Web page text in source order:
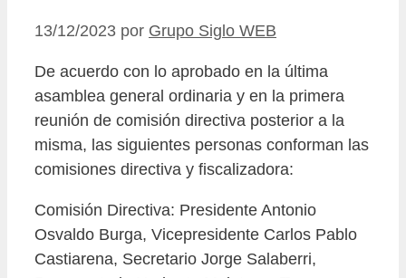
13/12/2023 por Grupo Siglo WEB
De acuerdo con lo aprobado en la última
asamblea general ordinaria y en la primera
reunión de comisión directiva posterior a la
misma, las siguientes personas conforman las
comisiones directiva y fiscalizadora:
Comisión Directiva: Presidente Antonio
Osvaldo Burga, Vicepresidente Carlos Pablo
Castiarena, Secretario Jorge Salaberri,